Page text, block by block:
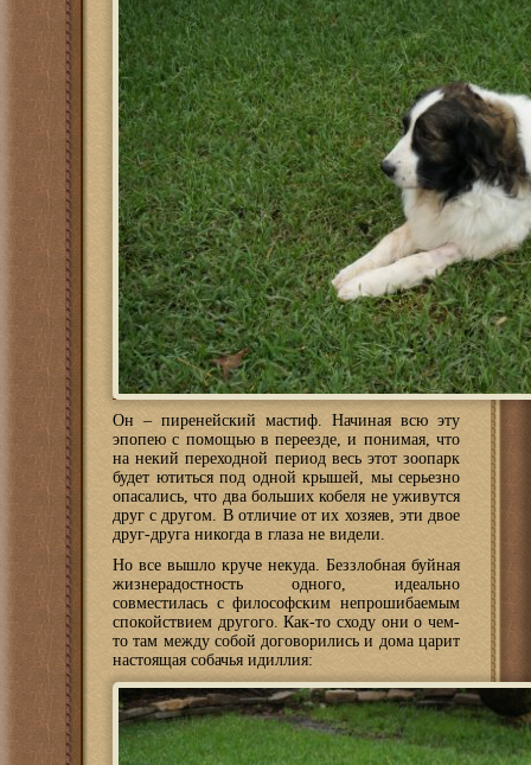
Он – пиренейский мастиф. Начиная всю эту
эпопею с помощью в переезде, и понимая, что
на некий переходной период весь этот зоопарк
будет ютиться под одной крышей, мы серьезно
опасались, что два больших кобеля не уживутся
друг с другом. В отличие от их хозяев, эти двое
друг-друга никогда в глаза не видели.
Но все вышло круче некуда. Беззлобная буйная
жизнерадостность одного, идеально
совместилась с философским непрошибаемым
спокойствием другого. Как-то сходу они о чем-
то там между собой договорились и дома царит
настоящая собачья идиллия: